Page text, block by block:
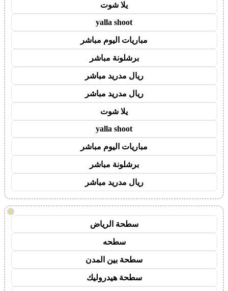
يلا شوت
yalla shoot
مباريات اليوم مباشر
برشلونة مباشر
ريال مدريد مباشر
ريال مدريد مباشر
يلا شوت
yalla shoot
مباريات اليوم مباشر
برشلونة مباشر
ريال مدريد مباشر
!
سطحة الرياض
سطحه
سطحة بين المدن
سطحة هيدروليك